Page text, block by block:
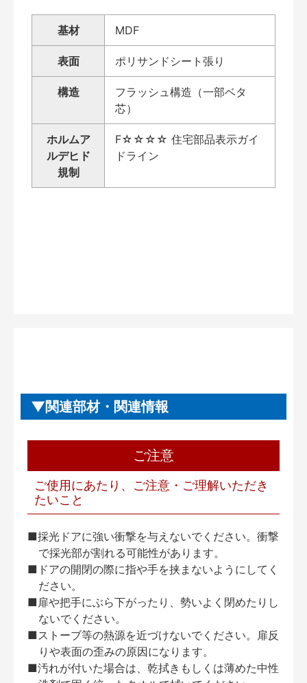
基材 MDF
表面 ポリサンドシート張り
構造
フラッシュ構造（一部ベタ
芯）
ホルムア
ルデヒド
規制
F☆☆☆☆ 住宅部品表示ガイ
ドライン
関連部材・関連情報
ご注意
ご使用にあたり、ご注意・ご理解いただき
たいこと
■採光ドアに強い衝撃を与えないでください。衝撃
で採光部が割れる可能性があります。
■ドアの開閉の際に指や手を挟まないようにしてく
ださい。
■扉や把手にぶら下がったり、勢いよく閉めたりし
ないでください。
■ストーブ等の熱源を近づけないでください。扉反
りや表面の歪みの原因になります。
■汚れが付いた場合は、乾拭きもしくは薄めた中性